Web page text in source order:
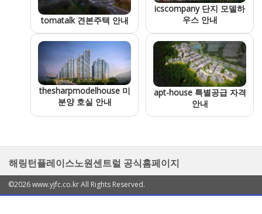
tomatalk 견본주택 안내
icscompany 단지 모델하
우스 안내
thesharpmodelhouse 미
분양 호실 안내
apt-house 특별공급 자격
안내
해링턴플레이스노원센트럴 공식홈페이지
©2026 www.yjfc.co.kr All Rights Reserved.